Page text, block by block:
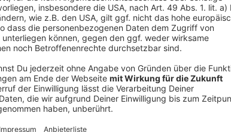
Bilder, die ihr mit euren Zielen verbindet, werden als
so auch im Alltag an eure Neujahrsvorsätze
ausdrucken oder aus Zeitschriften ausschneiden und
an eine Pinnwand heften. Alternativ funktioniert das
besonders gut als Bildschirmhintergrund für Laptop,